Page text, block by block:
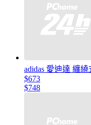
adidas 愛迪達 纏
$673
$748